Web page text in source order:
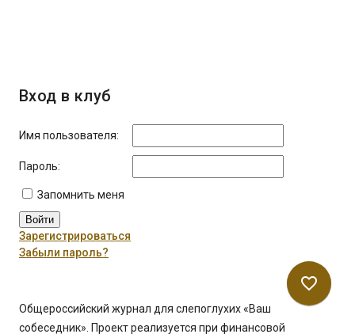
Вход в клуб
Имя пользователя:
Пароль:
Запомнить меня
Войти
Зарегистрироваться
Забыли пароль?
Общероссийский журнал для слепоглухих «Ваш
собеседник». Проект реализуется при финансовой
favorite_border